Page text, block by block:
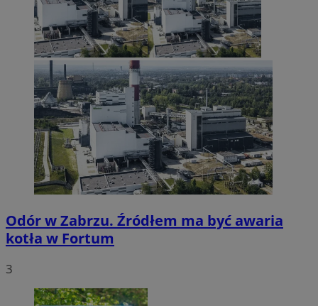
Odór w Zabrzu. Źródłem ma być awaria
kotła w Fortum
3